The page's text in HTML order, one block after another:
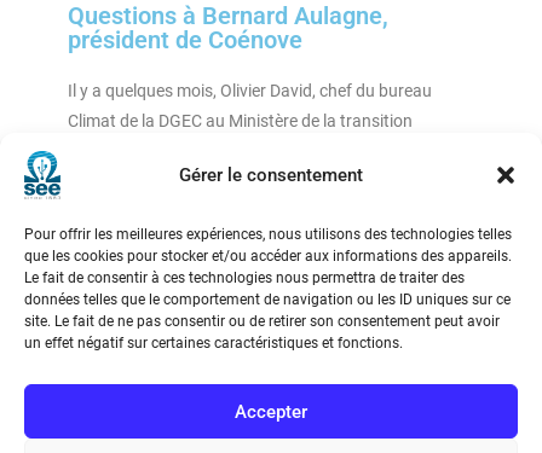
Gérer le consentement
Pour offrir les meilleures expériences, nous utilisons des technologies telles
que les cookies pour stocker et/ou accéder aux informations des appareils.
Le fait de consentir à ces technologies nous permettra de traiter des
données telles que le comportement de navigation ou les ID uniques sur ce
site. Le fait de ne pas consentir ou de retirer son consentement peut avoir
un effet négatif sur certaines caractéristiques et fonctions.
Accepter
Questions à Bernard Aulagne,
président de Coénove
Il y a quelques mois, Olivier David, chef du bureau
Climat de la DGEC au Ministère de la transition
de l’électricité sur le gaz
quelques semaines désormais de l’entrée en vigueur
de cette nouvelle réglementation dans la construction
neuve ?